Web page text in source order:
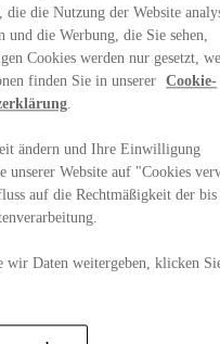
die die Nutzung der Website
und die Werbung, die Sie sehen,
Cookies werden nur gesetzt,
finden Sie in unserer
Cookie-
.
ändern und Ihre Einwilligung
Website auf "Cookies
auf die Rechtmäßigkeit der bis
Daten weitergeben, klicken